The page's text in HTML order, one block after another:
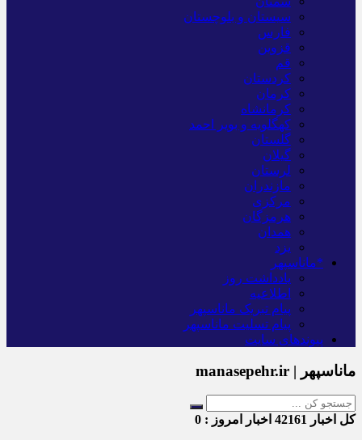
سیستان و بلوچستان
فارس
قزوین
قم
کردستان
کرمان
کرمانشاه
کهگلویه و بویر احمد
گلستان
گیلان
لرستان
مازندران
مرکزی
هرمزگان
همدان
یزد
*ماناسپهر
یادداشت روز
اطلاعیه
پیام تبریک ماناسپهر
پیام تسلیت ماناسپهر
پیوندهای سایت
ماناسپهر | manasepehr.ir
کل اخبار اخبار امروز : 0